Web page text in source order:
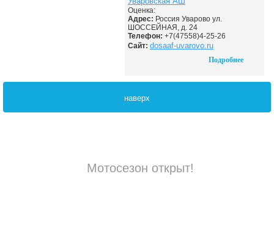
Оценка:
Адрес: Россия Уварово ул.
ШОССЕЙНАЯ, д. 24
Телефон: +7(47558)4-25-26
Сайт: dosaaf-uvarovo.ru
Подробнее
наверх
Мотосезон открыт!